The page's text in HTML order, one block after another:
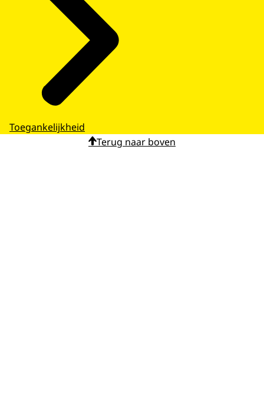
Toegankelijkheid
Terug naar boven